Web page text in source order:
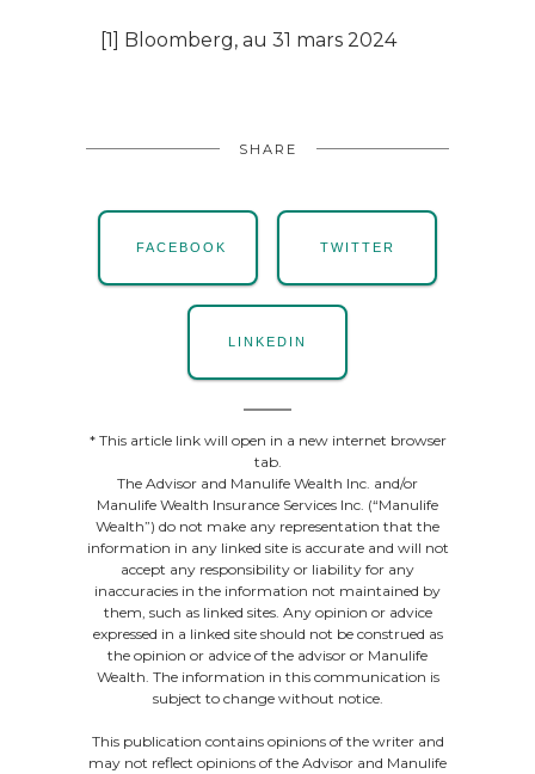
[1] Bloomberg, au 31 mars 2024
SHARE
FACEBOOK TWITTER
LINKEDIN
* This article link will open in a new internet browser
tab.
The Advisor and Manulife Wealth Inc. and/or
Manulife Wealth Insurance Services Inc. (“Manulife
Wealth”) do not make any representation that the
information in any linked site is accurate and will not
accept any responsibility or liability for any
inaccuracies in the information not maintained by
them, such as linked sites. Any opinion or advice
expressed in a linked site should not be construed as
the opinion or advice of the advisor or Manulife
Wealth. The information in this communication is
subject to change without notice.
This publication contains opinions of the writer and
may not reflect opinions of the Advisor and Manulife